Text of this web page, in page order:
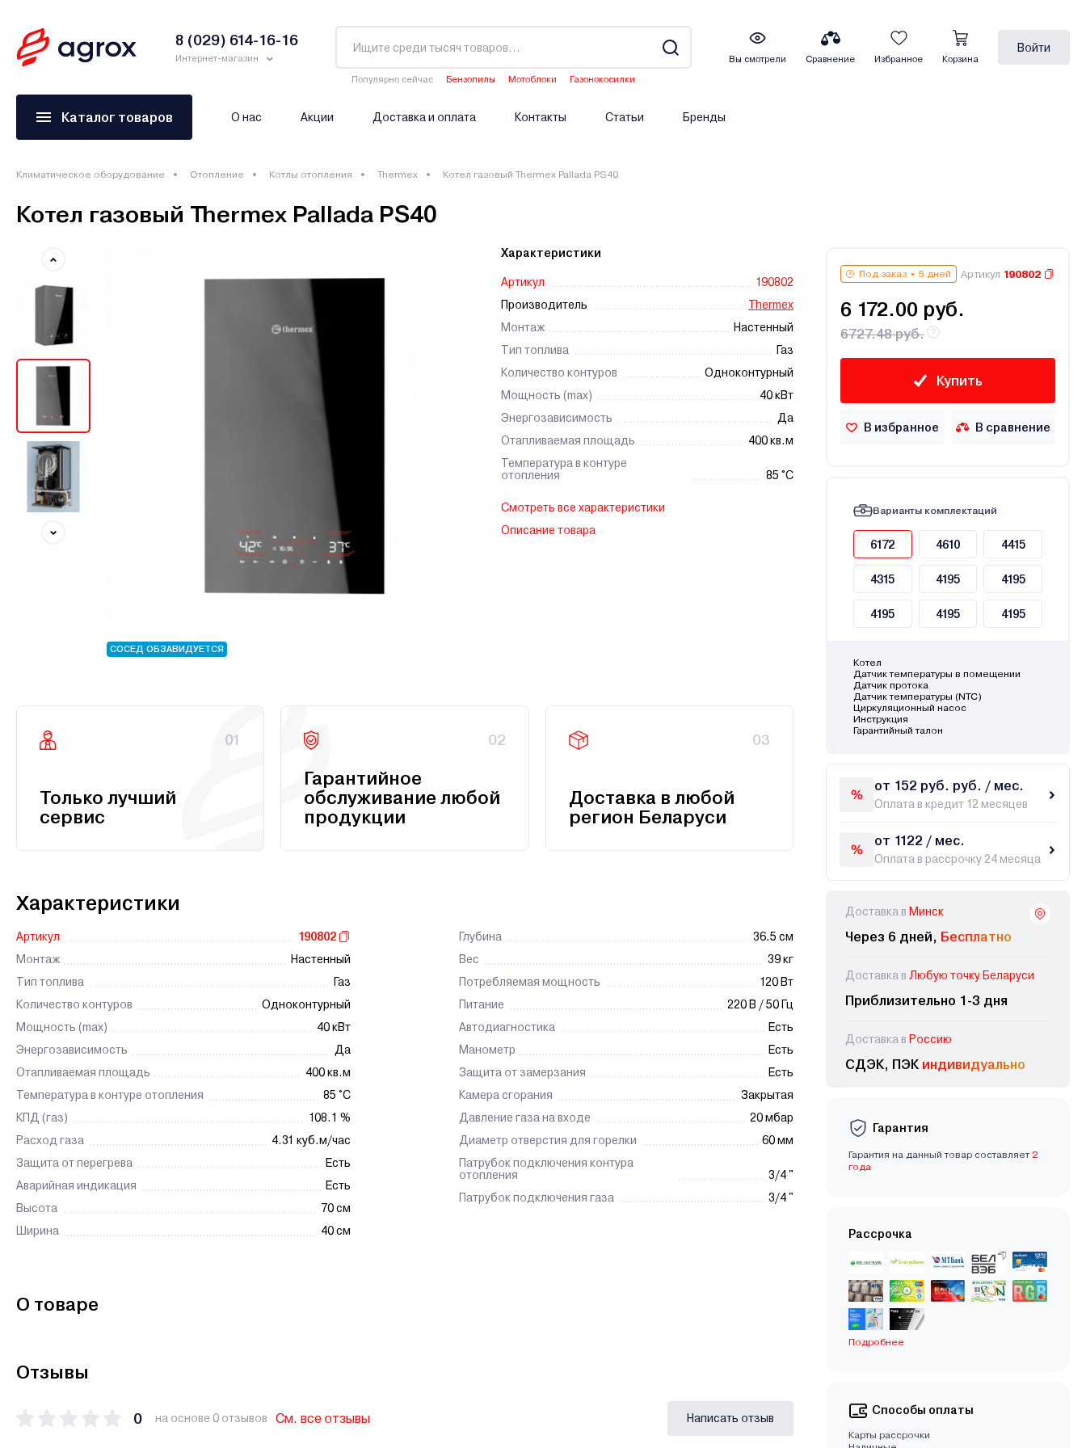
8 (029) 614-16-16
Интернет-магазин
Популярно сейчас Бензопилы Мотоблоки
Газонокосилки
Вы смотрели Сравнение Избранное Корзина
Войти
Каталог товаров О нас Акции Доставка и оплата Контакты Статьи Бренды
Климатическое оборудование Отопление Котлы отопления Thermex Котел газовый Thermex Pallada PS40
Котел газовый Thermex Pallada PS40
СОСЕД ОБЗАВИДУЕТСЯ
Характеристики
Артикул
190802
Производитель
Thermex
Монтаж
Настенный
Тип топлива
Газ
Количество контуров
Одноконтурный
Мощность (max)
40 кВт
Энергозависимость
Да
Отапливаемая площадь
400 кв.м
Температура в контуре
отопления
85 °C
Смотреть все характеристики
Описание товара
01
Только лучший
сервис
02
Гарантийное
обслуживание любой
продукции
03
Доставка в любой
регион Беларуси
Характеристики
Артикул
190802
Монтаж
Настенный
Тип топлива
Газ
Количество контуров
Одноконтурный
Мощность (max)
40 кВт
Энергозависимость
Да
Отапливаемая площадь
400 кв.м
Температура в контуре отопления
85 °C
КПД (газ)
108.1 %
Расход газа
4.31 куб.м/час
Защита от перегрева
Есть
Аварийная индикация
Есть
Высота
70 см
Ширина
40 см
Глубина
36.5 см
Вес
39 кг
Потребляемая мощность
120 Вт
Питание
220 В / 50 Гц
Автодиагностика
Есть
Манометр
Есть
Защита от замерзания
Есть
Камера сгорания
Закрытая
Давление газа на входе
20 мбар
Диаметр отверстия для горелки
60 мм
Патрубок подключения контура
отопления
3/4 "
Патрубок подключения газа
3/4 "
О товаре
Отзывы
0 на основе 0 отзывов См. все отзывы Написать отзыв
Под заказ 5 дней Артикул 190802
6 172.00 руб.
6727.48 руб.
Купить
В избранное В сравнение
Варианты комплектаций
6172 4610 4415
4315 4195 4195
4195 4195 4195
Котел
Датчик температуры в помещении
Датчик протока
Датчик температуры (NTC)
Циркуляционный насос
Инструкция
Гарантийный талон
от 152 руб. руб. / мес.
Оплата в кредит 12 месяцев
от 1122 / мес.
Оплата в рассрочку 24 месяца
Доставка в Минск
Через 6 дней, Бесплатно
Доставка в Любую точку Беларуси
Приблизительно 1-3 дня
Доставка в Россию
СДЭК, ПЭК индивидуально
Гарантия
Гарантия на данный товар составляет 2
года
Рассрочка
Подробнее
Способы оплаты
Карты рассрочки